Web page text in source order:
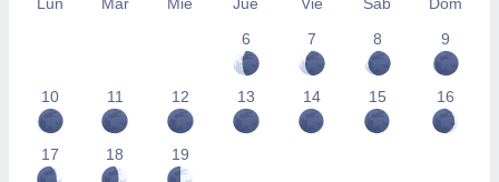
6
7 8 9
10 11 12 13 14 15 16
17 18 19